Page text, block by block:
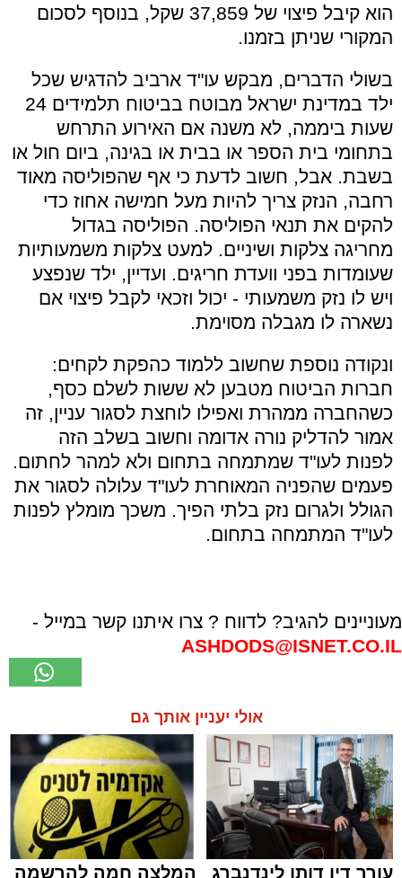
הוא קיבל פיצוי של 37,859 שקל, בנוסף לסכום
המקורי שניתן בזמנו.
בשולי הדברים, מבקש עו"ד ארביב להדגיש שכל
ילד במדינת ישראל מבוטח בביטוח תלמידים 24
שעות ביממה, לא משנה אם האירוע התרחש
בתחומי בית הספר או בבית או בגינה, ביום חול או
בשבת. אבל, חשוב לדעת כי אף שהפוליסה מאוד
רחבה, הנזק צריך להיות מעל חמישה אחוז כדי
להקים את תנאי הפוליסה. הפוליסה בגדול
מחריגה צלקות ושיניים. למעט צלקות משמעותיות
שעומדות בפני וועדת חריגים. ועדיין, ילד שנפצע
ויש לו נזק משמעותי - יכול וזכאי לקבל פיצוי אם
נשארה לו מגבלה מסוימת.
ונקודה נוספת שחשוב ללמוד כהפקת לקחים:
חברות הביטוח מטבען לא ששות לשלם כסף,
כשהחברה ממהרת ואפילו לוחצת לסגור עניין, זה
אמור להדליק נורה אדומה וחשוב בשלב הזה
לפנות לעו"ד שמתמחה בתחום ולא למהר לחתום.
פעמים שהפניה המאוחרת לעו"ד עלולה לסגור את
הגולל ולגרום נזק בלתי הפיך. משכך מומלץ לפנות
לעו"ד המתמחה בתחום.
מעוניינים להגיב? לדווח ? צרו איתנו קשר במייל -
ASHDODS@ISNET.CO.IL
אולי יעניין אותך גם
עורך דין דותן לינדנברג המלצה חמה להרשמה